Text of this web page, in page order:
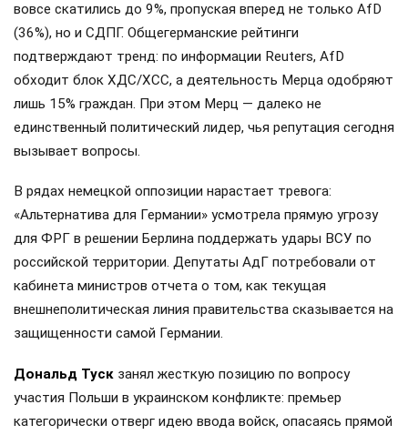
вовсе скатились до 9%, пропуская вперед не только AfD
(36%), но и СДПГ. Общегерманские рейтинги
подтверждают тренд: по информации Reuters, AfD
обходит блок ХДС/ХСС, а деятельность Мерца одобряют
лишь 15% граждан. При этом Мерц — далеко не
единственный политический лидер, чья репутация сегодня
вызывает вопросы.
В рядах немецкой оппозиции нарастает тревога:
«Альтернатива для Германии» усмотрела прямую угрозу
для ФРГ в решении Берлина поддержать удары ВСУ по
российской территории. Депутаты АдГ потребовали от
кабинета министров отчета о том, как текущая
внешнеполитическая линия правительства сказывается на
защищенности самой Германии.
Дональд Туск занял жесткую позицию по вопросу
участия Польши в украинском конфликте: премьер
категорически отверг идею ввода войск, опасаясь прямой